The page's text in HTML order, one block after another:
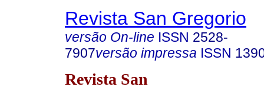
Revista San Gregorio
versão On-line ISSN 2528-
7907versão impressa ISSN
Revista San